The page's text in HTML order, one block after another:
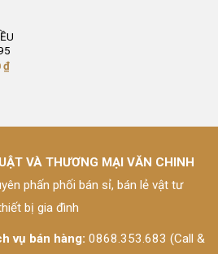
₫Giá
VÀ THƯƠNG MẠI VĂN CHINH
phấn phối bán sỉ, bán lẻ vật tư
bị gia đình
vụ bán hàng: 0868.353.683 (Call &